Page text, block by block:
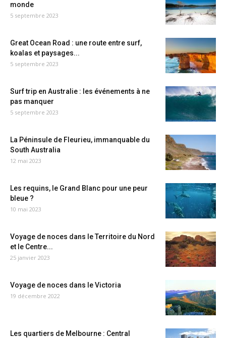
monde
5 septembre 2023
Great Ocean Road : une route entre surf,
koalas et paysages...
5 septembre 2023
Surf trip en Australie : les événements à ne
pas manquer
5 septembre 2023
La Péninsule de Fleurieu, immanquable du
South Australia
12 mai 2023
Les requins, le Grand Blanc pour une peur
bleue ?
10 mai 2023
Voyage de noces dans le Territoire du Nord
et le Centre...
25 janvier 2023
Voyage de noces dans le Victoria
19 décembre 2022
Les quartiers de Melbourne : Central